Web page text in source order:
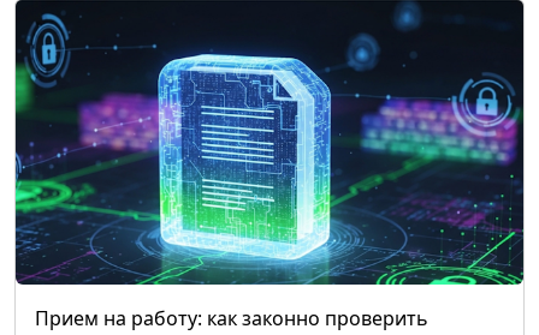
Прием на работу: как законно проверить